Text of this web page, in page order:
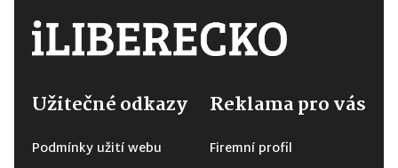
Užitečné odkazy
Podmínky užití webu
Reklama pro vás
Firemní profil